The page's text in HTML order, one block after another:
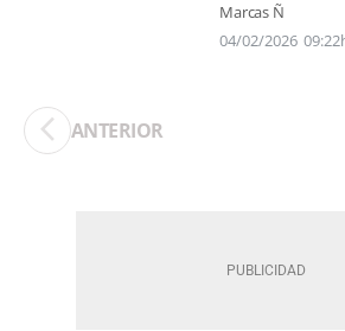
Marcas Ñ
04/02/2026
ANTERIOR